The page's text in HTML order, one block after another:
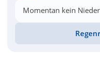
Momentan kein